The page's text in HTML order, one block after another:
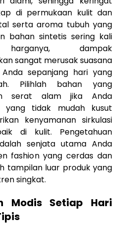
di permukaan kulit dan
serta aroma tubuh yang
bahan sintetis sering kali
dampak
sangat merusak suasana
sepanjang hari yang
Pilihlah bahan yang
serat alam jika Anda
yang tidak mudah kusut
kenyamanan sirkulasi
di kulit. Pengetahuan
senjata utama Anda
fashion yang cerdas dan
tampilan luar produk yang
singkat.
Modis Setiap Hari